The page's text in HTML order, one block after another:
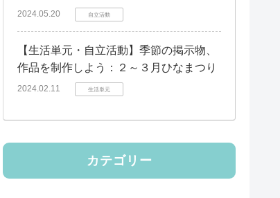
2024.05.20 自立活動
【生活単元・自立活動】季節の掲示物、
作品を制作しよう：２～３月ひなまつり
2024.02.11 生活単元
カテゴリー